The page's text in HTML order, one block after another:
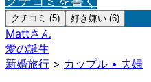
クチコミ (5) 好き嫌い (6)
Mattさん
愛の誕生
新婚旅行 > カップル • 夫婦